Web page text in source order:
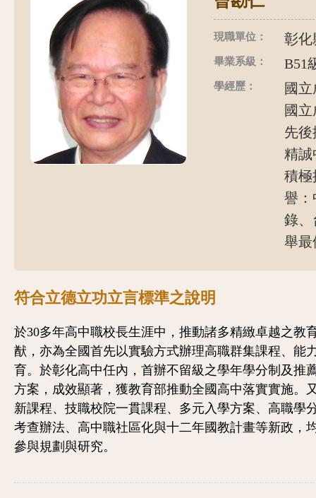
現職單位： 彰化
畢業系級： B51
學經歷：
國
國
先
精誠
積極
譽：
錄、
舉最
符合立德立功立言標準之說明
於30多年高中職校長生涯中，推動諸多精緻卓越之教
猷，亦為全國首先以實驗方式辦理高職群集課程、能
育。於彰化高中任內，首辦不留級之學年學分制及推
方案，成效顯著，獲教育部推動全國高中落實實施。
新課程、技職校院一貫課程、多元入學方案、高職學
考查辦法、高中職社區化與十二年國教計畫等新政，
參與規劃與研究。